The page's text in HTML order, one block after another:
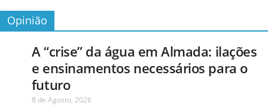
Opinião
A “crise” da água em Almada: ilações
e ensinamentos necessários para o
futuro
8 de Agosto, 2026